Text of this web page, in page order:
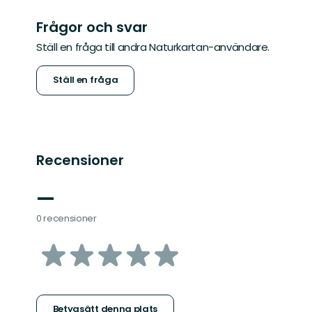
Frågor och svar
Ställ en fråga till andra Naturkartan-användare.
Ställ en fråga
Recensioner
—
0 recensioner
av
Betygsätt denna plats